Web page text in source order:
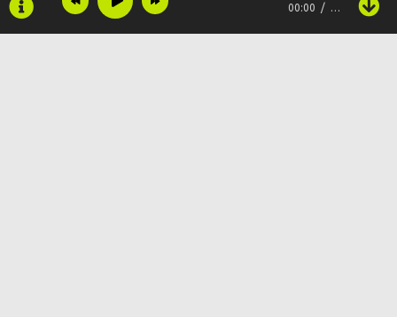
Город живёт счастьем своих людей 00:00